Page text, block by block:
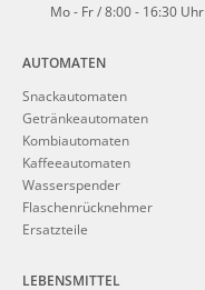
Mo - Fr / 8:00 - 16:30 Uhr
AUTOMATEN
Snackautomaten
Getränkeautomaten
Kombiautomaten
Kaffeeautomaten
Wasserspender
Flaschenrücknehmer
Ersatzteile
LEBENSMITTEL